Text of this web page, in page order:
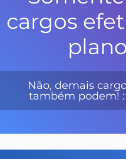
cargos
Não, demais
também podem!